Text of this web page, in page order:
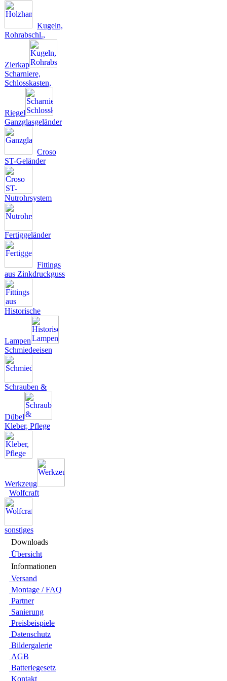
Kugeln,
Rohrabschl.,
Zierkap
Scharniere,
Schlosskasten,
Riegel
Ganzglasgeländer
Croso
ST-Geländer
Nutrohrsystem
Fertiggeländer
Fittings
aus Zinkdruckguss
Historische
Lampen
Schmiedeeisen
Schrauben &
Dübel
Kleber, Pflege
Werkzeug
Wolfcraft
sonstiges
Downloads
Übersicht
Infor­ma­tionen
Versand
Montage / FAQ
Partner
Sanie­rung
Preis­beispiele
Daten­schutz
Bilder­galerie
AGB
Batte­rie­gesetz
Kontakt